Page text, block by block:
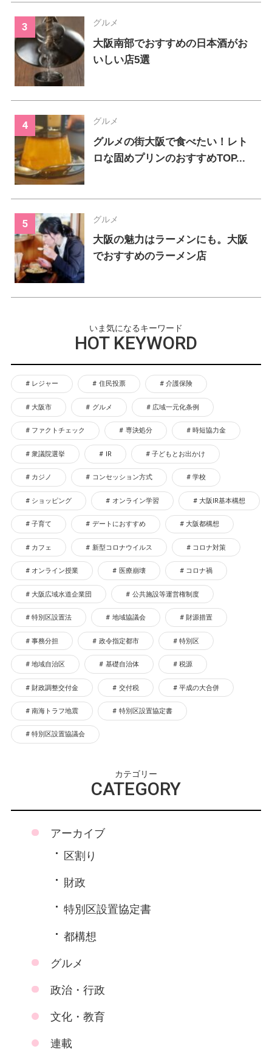
グルメ
大阪南部でおすすめの日本酒がお
いしい店5選
グルメ
グルメの街大阪で食べたい！レト
ロな固めプリンのおすすめTOP...
グルメ
大阪の魅力はラーメンにも。大阪
でおすすめのラーメン店
いま気になるキーワード
HOT KEYWORD
レジャー 住民投票 介護保険
大阪市 グルメ 広域一元化条例
ファクトチェック 専決処分 時短協力金
衆議院選挙 IR 子どもとお出かけ
カジノ コンセッション方式 学校
ショッピング オンライン学習 大阪IR基本構想
子育て デートにおすすめ 大阪都構想
カフェ 新型コロナウイルス コロナ対策
オンライン授業 医療崩壊 コロナ禍
大阪広域水道企業団 公共施設等運営権制度
特別区設置法 地域協議会 財源措置
事務分担 政令指定都市 特別区
地域自治区 基礎自治体 税源
財政調整交付金 交付税 平成の大合併
南海トラフ地震 特別区設置協定書
特別区設置協議会
カテゴリー
CATEGORY
アーカイブ
区割り
財政
特別区設置協定書
都構想
グルメ
政治・行政
文化・教育
連載